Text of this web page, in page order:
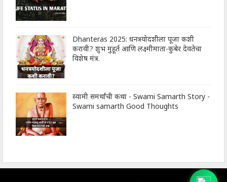
Dhanteras 2025: धनत्रयोदशीला पूजा कशी
करावी? शुभ मुहूर्त आणि लक्ष्मीमाता-कुबेर देवतेचा
विशेष मंत्र.
स्वामी समर्थांची कथा - Swami Samarth Story -
Swami samarth Good Thoughts